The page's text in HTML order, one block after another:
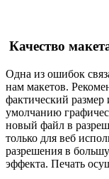
Качество
Одна из ошибок
нам макетов.
фактический
умолчанию
новый файл в
только для веб
разрешения в
эффекта. Печать